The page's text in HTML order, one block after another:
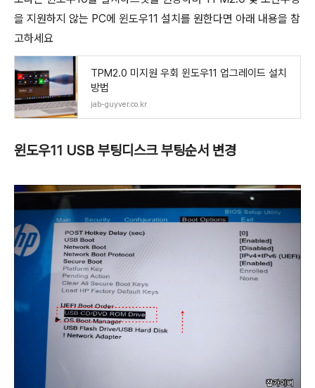
을 지원하지 않는 PC에 윈도우11 설치를 원한다면 아래 내용을 참
고하세요
TPM2.0 미지원 우회 윈도우11 업그레이드 설치
방법
jab-guyver.co.kr
윈도우11 USB 부팅디스크 부팅순서 변경